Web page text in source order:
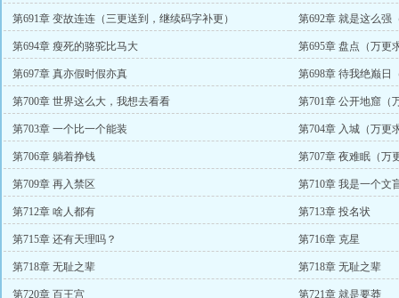
第691章 变故连连（三更送到，继续码字补更） 第692章 就是这么强
第694章 瘦死的骆驼比马大 第695章 盘点（万更
第697章 真亦假时假亦真 第698章 待我绝巅日
第700章 世界这么大，我想去看看 第701章 公开地窟（
第703章 一个比一个能装 第704章 入城（万更
第706章 躺着挣钱 第707章 夜难眠（万
第709章 再入禁区 第710章 我是一个文
第712章 啥人都有 第713章 投名状
第715章 还有天理吗？ 第716章 克星
第718章 无耻之辈 第718章 无耻之辈
第720章 百王宫 第721章 就是要莽